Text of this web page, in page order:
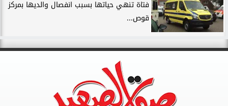
فتاة تنهي حياتها بسبب انفصال والديها بمركز
قوص...